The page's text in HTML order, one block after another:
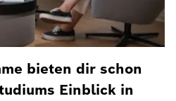
bieten dir schon
Einblick in